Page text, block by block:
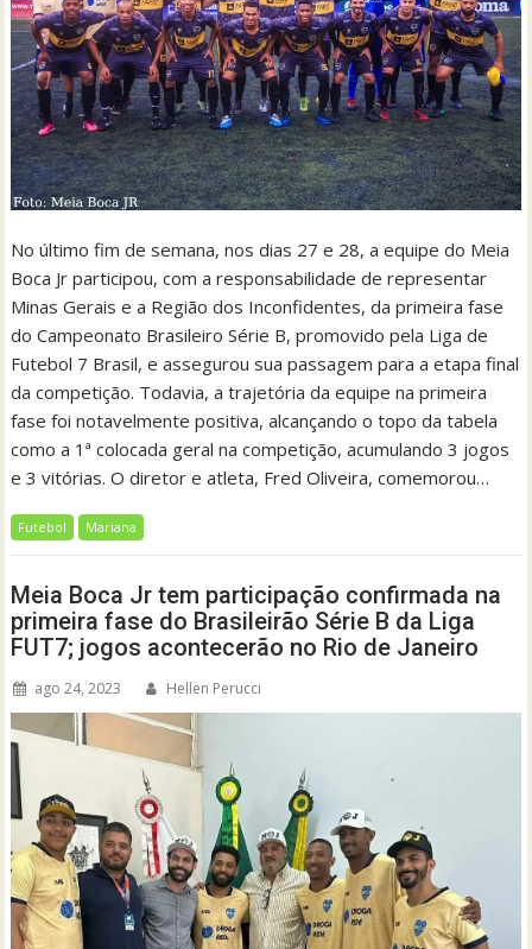
No último fim de semana, nos dias 27 e 28, a equipe do Meia
Boca Jr participou, com a responsabilidade de representar
Minas Gerais e a Região dos Inconfidentes, da primeira fase
do Campeonato Brasileiro Série B, promovido pela Liga de
Futebol 7 Brasil, e assegurou sua passagem para a etapa final
da competição. Todavia, a trajetória da equipe na primeira
fase foi notavelmente positiva, alcançando o topo da tabela
como a 1ª colocada geral na competição, acumulando 3 jogos
e 3 vitórias. O diretor e atleta, Fred Oliveira, comemorou…
Futebol Mariana
Meia Boca Jr tem participação confirmada na
primeira fase do Brasileirão Série B da Liga
FUT7; jogos acontecerão no Rio de Janeiro
ago 24, 2023 Hellen Perucci